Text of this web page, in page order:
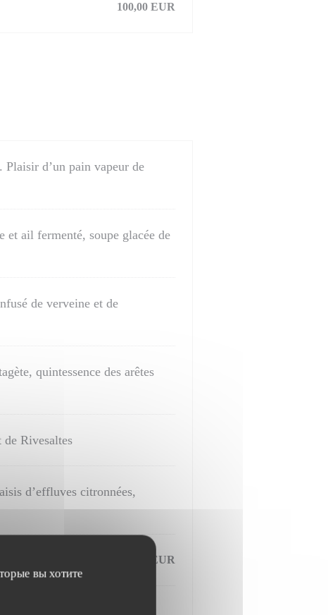
вы хотите
100,00 EUR
Plaisir d’un pain vapeur de
et ail fermenté, soupe glacée de
de verveine et de
quintessence des arêtes
Rivesaltes
d’effluves citronnées,
25,00 EUR
enrobé d’un nuage de